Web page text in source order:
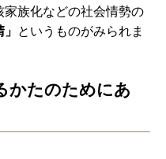
族化などの社会情勢の
というものがみられま
かたのためにあ